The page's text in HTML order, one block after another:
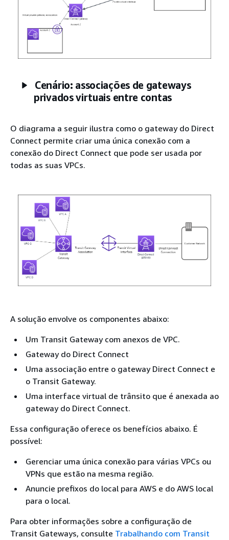
Cenário: associações de gateways
privados virtuais entre contas
O diagrama a seguir ilustra como o gateway do Direct
Connect permite criar uma única conexão com a
conexão do Direct Connect que pode ser usada por
todas as suas VPCs.
A solução envolve os componentes abaixo:
Um Transit Gateway com anexos de VPC.
Gateway do Direct Connect
Uma associação entre o gateway Direct Connect e
o Transit Gateway.
Uma interface virtual de trânsito que é anexada ao
gateway do Direct Connect.
Essa configuração oferece os benefícios abaixo. É
possível:
Gerenciar uma única conexão para várias VPCs ou
VPNs que estão na mesma região.
Anuncie prefixos do local para AWS e do AWS local
para o local.
Para obter informações sobre a configuração de
Transit Gateways, consulte Trabalhando com Transit